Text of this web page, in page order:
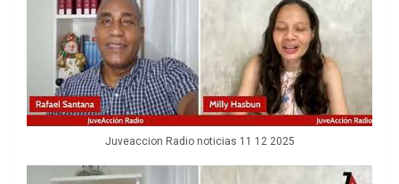
Juveaccion Radio noticias 11 12 2025